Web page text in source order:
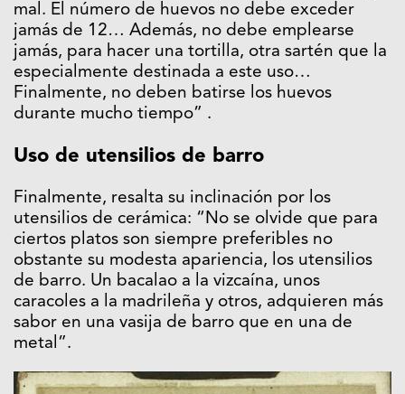
mal. El número de huevos no debe exceder
jamás de 12… Además, no debe emplearse
jamás, para hacer una tortilla, otra sartén que la
especialmente destinada a este uso…
Finalmente, no deben batirse los huevos
durante mucho tiempo” .
Uso de utensilios de barro
Finalmente, resalta su inclinación por los
utensilios de cerámica: “No se olvide que para
ciertos platos son siempre preferibles no
obstante su modesta apariencia, los utensilios
de barro. Un bacalao a la vizcaína, unos
caracoles a la madrileña y otros, adquieren más
sabor en una vasija de barro que en una de
metal”.